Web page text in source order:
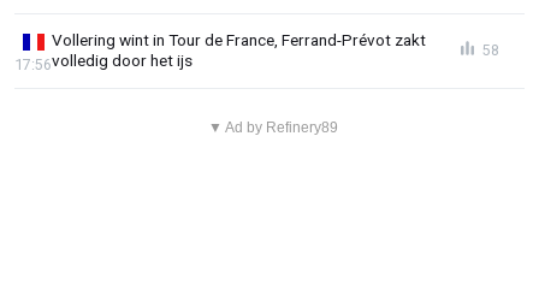
Vollering wint in Tour de France, Ferrand-Prévot zakt
volledig door het ijs
17:56
58
▼ Ad by Refinery89